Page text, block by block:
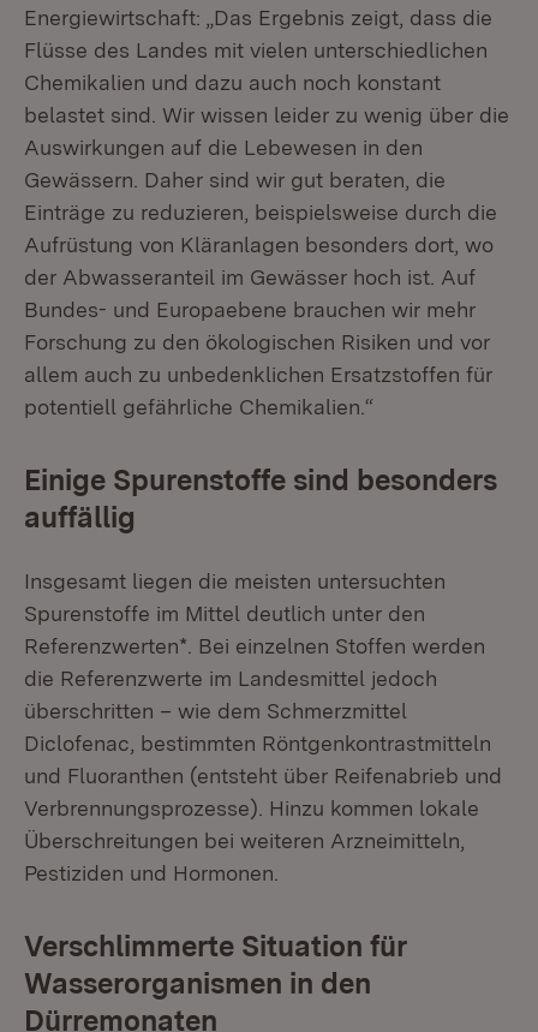
Energiewirtschaft: „Das Ergebnis zeigt, dass die
Flüsse des Landes mit vielen unterschiedlichen
Chemikalien und dazu auch noch konstant
belastet sind. Wir wissen leider zu wenig über die
Auswirkungen auf die Lebewesen in den
Gewässern. Daher sind wir gut beraten, die
Einträge zu reduzieren, beispielsweise durch die
Aufrüstung von Kläranlagen besonders dort, wo
der Abwasseranteil im Gewässer hoch ist. Auf
Bundes- und Europaebene brauchen wir mehr
Forschung zu den ökologischen Risiken und vor
allem auch zu unbedenklichen Ersatzstoffen für
potentiell gefährliche Chemikalien.“
Einige Spurenstoffe sind besonders
auffällig
Insgesamt liegen die meisten untersuchten
Spurenstoffe im Mittel deutlich unter den
Referenzwerten*. Bei einzelnen Stoffen werden
die Referenzwerte im Landesmittel jedoch
überschritten – wie dem Schmerzmittel
Diclofenac, bestimmten Röntgenkontrastmitteln
und Fluoranthen (entsteht über Reifenabrieb und
Verbrennungsprozesse). Hinzu kommen lokale
Überschreitungen bei weiteren Arzneimitteln,
Pestiziden und Hormonen.
Verschlimmerte Situation für
Wasserorganismen in den
Dürremonaten